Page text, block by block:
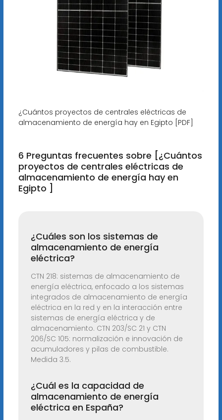
¿Cuántos proyectos de centrales eléctricas de
almacenamiento de energía hay en Egipto [PDF]
6 Preguntas frecuentes sobre [¿Cuántos
proyectos de centrales eléctricas de
almacenamiento de energía hay en
Egipto ]
¿Cuáles son los sistemas de
almacenamiento de energía
eléctrica?
CTN 218: sistemas de almacenamiento de
energía eléctrica, enfocado a los sistemas
integrados de almacenamiento de energía
eléctrica en la red y en la interacción entre
sistemas de energía eléctrica y de
almacenamiento. CTN 203/SC 21 y CTN
206/SC 105: normalización e innovación de
acumuladores y pilas de combustible.
Medida 3.5.
¿Cuál es la capacidad de
almacenamiento de energía
eléctrica en España?